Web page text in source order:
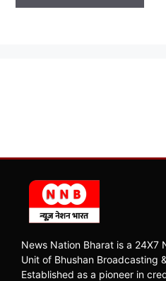
News Nation Bharat is a 24X7
Unit of Bhushan Broadcasting
Established as a pioneer in